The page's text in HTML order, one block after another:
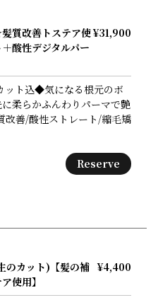
質改善トステア使
酸性デジタルパー
¥31,900
ット込◆気になる根元のボ
柔らかふんわりパーマで艶
善/酸性ストレート/縮毛矯
Reserve
のカット)【髪の補
使用】
¥4,400